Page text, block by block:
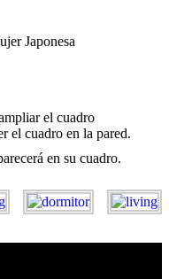
Japonesa
el cuadro
el cuadro en la pared.
en su cuadro.